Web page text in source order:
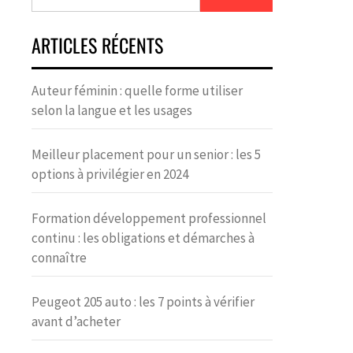
ARTICLES RÉCENTS
Auteur féminin : quelle forme utiliser
selon la langue et les usages
Meilleur placement pour un senior : les 5
options à privilégier en 2024
Formation développement professionnel
continu : les obligations et démarches à
connaître
Peugeot 205 auto : les 7 points à vérifier
avant d’acheter